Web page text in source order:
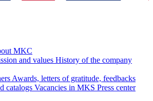
MKC
and values History of the company
Awards, letters of gratitude, feedbacks
catalogs Vacancies in MKS Press center